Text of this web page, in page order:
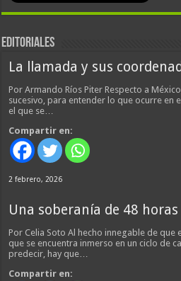
EDITORIALES
La llamada y sus
Por Armando Ríos Piter Respecto a
sucesivo, para entender lo que ocurre en
el que se…
Compartir en:
2 febrero, 2026
Una soberanía de 48 horas
Por Celia Soto Al hecho innegable de que
que se encuentra inmerso en un ciclo de
predecir, hay que…
Compartir en: